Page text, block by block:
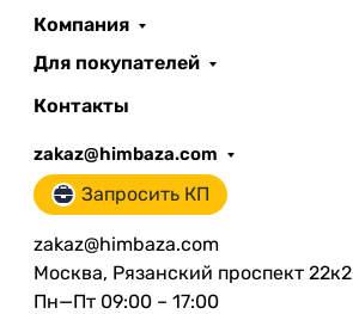
Компания
Для покупателей
Контакты
zakaz@himbaza.com
Запросить КП
zakaz@himbaza.com
Москва, Рязанский проспект 22к2
Пн—Пт 09:00 – 17:00